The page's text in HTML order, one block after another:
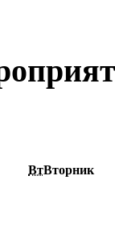
ВтВторник